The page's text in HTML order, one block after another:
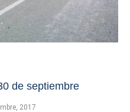
de septiembre
2017